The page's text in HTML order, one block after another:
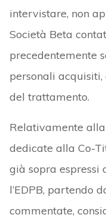
intervistare, non
Società Beta
precedentemente
personali
del trattamento.
Relativamente
dedicate alla Co-
già sopra espressi
l’EDPB, partendo
commentate,